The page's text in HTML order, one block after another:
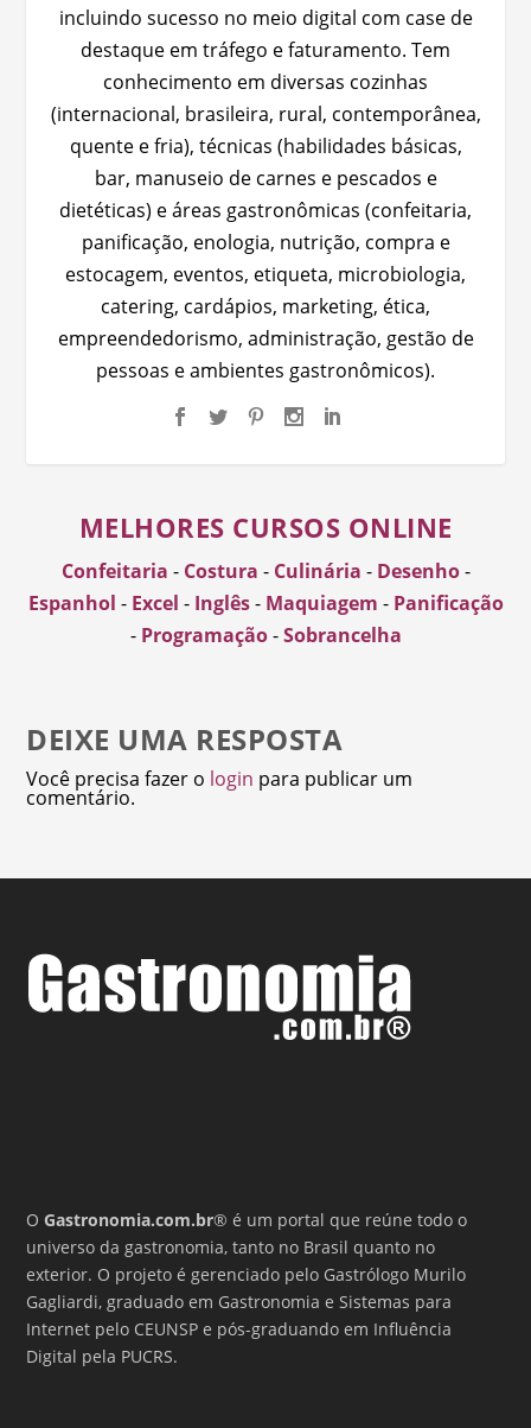
incluindo sucesso no meio digital com case de
destaque em tráfego e faturamento. Tem
conhecimento em diversas cozinhas
(internacional, brasileira, rural, contemporânea,
quente e fria), técnicas (habilidades básicas,
bar, manuseio de carnes e pescados e
dietéticas) e áreas gastronômicas (confeitaria,
panificação, enologia, nutrição, compra e
estocagem, eventos, etiqueta, microbiologia,
catering, cardápios, marketing, ética,
empreendedorismo, administração, gestão de
pessoas e ambientes gastronômicos).
MELHORES CURSOS ONLINE
Confeitaria - Costura - Culinária - Desenho-
Espanhol - Excel - Inglês- Maquiagem - Panificação
- Programação-Sobrancelha
DEIXE UMA RESPOSTA
Você precisa fazer o login para publicar um
comentário.
OGastronomia.com.br® é um portal que reúne todo o
universo da gastronomia, tanto no Brasil quanto no
exterior. O projeto é gerenciado pelo Gastrólogo Murilo
Gagliardi, graduado em Gastronomia e Sistemas para
Internet pelo CEUNSP e pós-graduando em Influência
Digital pela PUCRS.